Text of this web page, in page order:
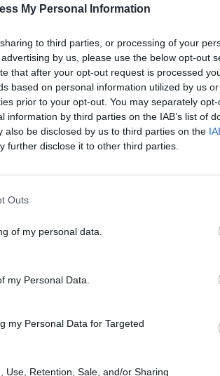
My Personal Information
to third parties, or processing of your
by us, please use the below opt-out
that after your opt-out request is processed
based on personal information utilized by us
prior to your opt-out. You may separately
information by third parties on the IAB’s list of
also be disclosed by us to third parties on the
further disclose it to other third parties.
Outs
of my personal data.
my Personal Data.
my Personal Data for Targeted
Use, Retention, Sale, and/or Sharing
Facebook Twitter
anglais
est identifié dans 60 pays et territoires
présent dans “seulement” 50 pays au 12
strict de 5 quartiers de la banlieue de
variants, sud-africain et brésilien, leur
20 janvier, les autorités chinoises ont
sud de Pékin. La cause ? La découverte du